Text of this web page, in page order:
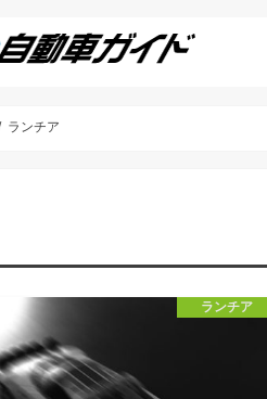
ランチア
ランチア